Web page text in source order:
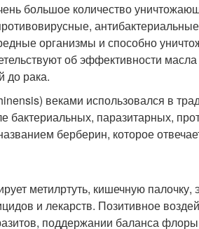
большое количество
организмы и способно
об эффективности
до рака.
веками использовался в
бактериальных, паразитарных,
берберин, которое
метилртуть, кишечную палочку,
и лекарств. Позитивное
поддержании баланса